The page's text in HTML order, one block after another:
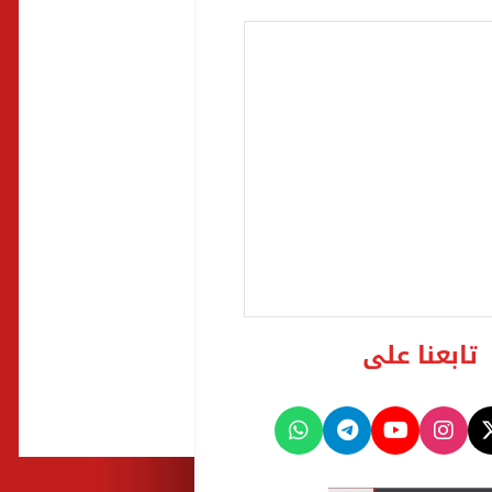
تابعنا على